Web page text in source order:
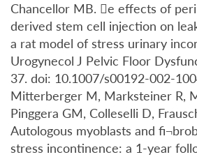
Chancellor MB. e effects of
derived stem cell injection on
a rat model of stress urinary
Urogynecol J Pelvic Floor
37. doi: 10.1007/s00192-002-
Mitterberger M, Marksteiner R,
Pinggera GM, Colleselli D,
Autologous myoblasts and
stress incontinence: a 1-year